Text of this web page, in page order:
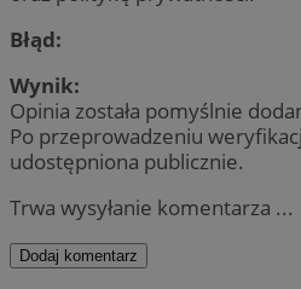
Błąd:
Wynik:
Opinia została pomyślnie
Po przeprowadzeniu
udostępniona publicznie.
Trwa wysyłanie komentarza ...
Dodaj komentarz